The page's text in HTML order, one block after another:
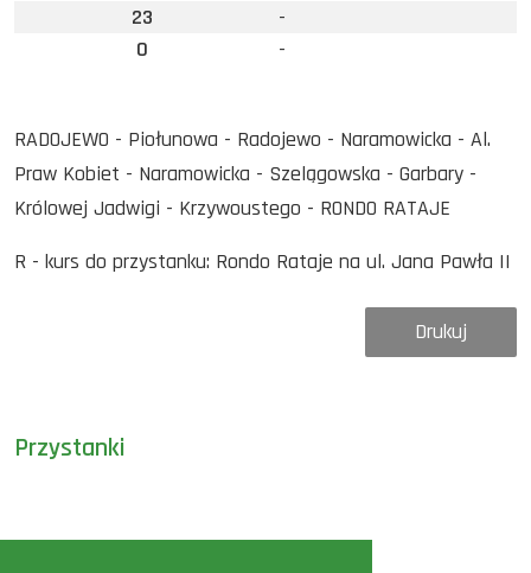
Przystanki
23
-
0
-
RADOJEWO - Piołunowa - Radojewo - Naramowicka - Al.
Praw Kobiet - Naramowicka - Szelągowska - Garbary -
Królowej Jadwigi - Krzywoustego - RONDO RATAJE
R - kurs do przystanku: Rondo Rataje na ul. Jana Pawła II
Drukuj